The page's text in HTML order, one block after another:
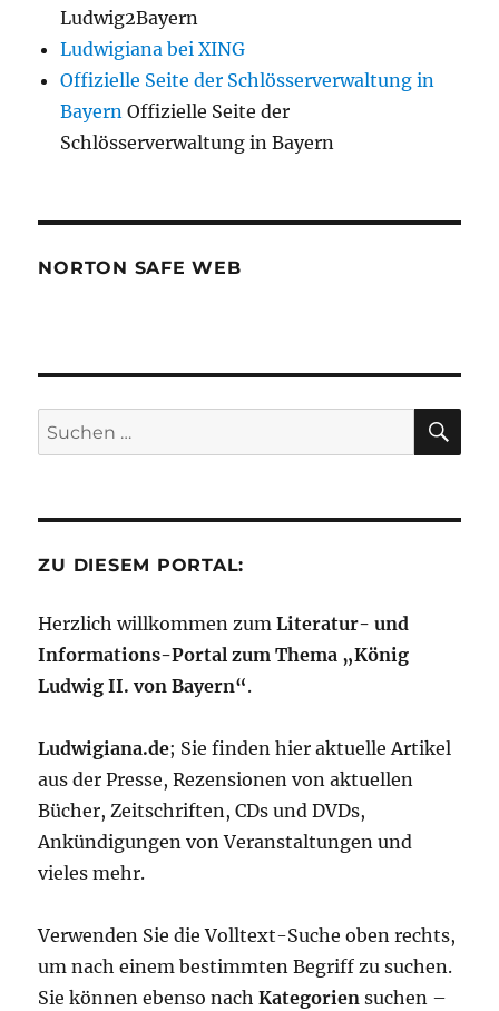
Ludwig2Bayern
Ludwigiana bei XING
Offizielle Seite der Schlösserverwaltung in
Bayern Offizielle Seite der
Schlösserverwaltung in Bayern
NORTON SAFE WEB
Suchen
nach:
ZU DIESEM PORTAL:
Herzlich willkommen zumLiteratur- und
Informations-Portal zum Thema „König
Ludwig II. von Bayern“.
Ludwigiana.de; Sie finden hier aktuelle Artikel
aus der Presse, Rezensionen von aktuellen
Bücher, Zeitschriften, CDs und DVDs,
Ankündigungen von Veranstaltungen und
vieles mehr.
Verwenden Sie die Volltext-Suche oben rechts,
um nach einem bestimmten Begriff zu suchen.
Sie können ebenso nachKategorien suchen –